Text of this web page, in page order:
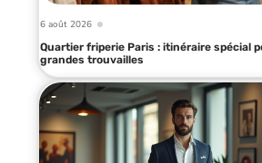
6 août 2026
Quartier friperie Paris : itinéraire spécial
grandes trouvailles